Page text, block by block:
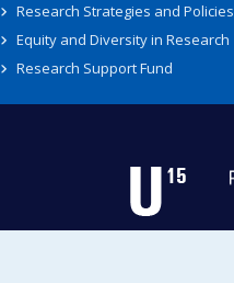
Research Strategies and Policies
Equity and Diversity in Research
Research Support Fund